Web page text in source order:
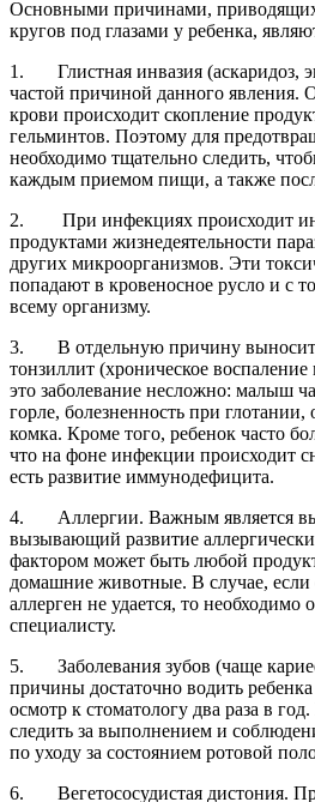
Основными причинами,
кругов под глазами у ребенка,
1. Глистная инвазия (аскаридоз,
частой причиной данного явления.
крови происходит скопление
гельминтов. Поэтому для
необходимо тщательно следить,
каждым приемом пищи, а также
2. При инфекциях происходит
продуктами жизнедеятельности
других микроорганизмов. Эти
попадают в кровеносное русло и с
всему организму.
3. В отдельную причину
тонзиллит (хроническое
это заболевание несложно: малыш
горле, болезненность при
комка. Кроме того, ребенок часто
что на фоне инфекции происходит
есть развитие иммунодефицита.
4. Аллергии. Важным является
вызывающий развитие
фактором может быть любой
домашние животные. В случае, если
аллерген не удается, то необходимо
специалисту.
5. Заболевания зубов (чаще
причины достаточно водить
осмотр к стоматологу два раза в
следить за выполнением и
по уходу за состоянием ротовой
6. Вегетососудистая дистония.